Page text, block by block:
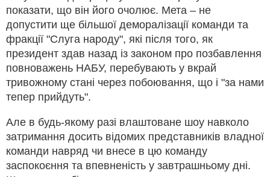
показати, що він його очолює. Мета – не
допустити ще більшої деморалізації команди та
фракції "Слуга народу", які після того, як
президент здав назад із законом про позбавлення
повноважень НАБУ, перебувають у вкрай
тривожному стані через побоювання, що і "за нами
тепер прийдуть".
Але в будь-якому разі влаштоване шоу навколо
затримання досить відомих представників владної
команди навряд чи внесе в цю команду
заспокоєння та впевненість у завтрашньому дні.